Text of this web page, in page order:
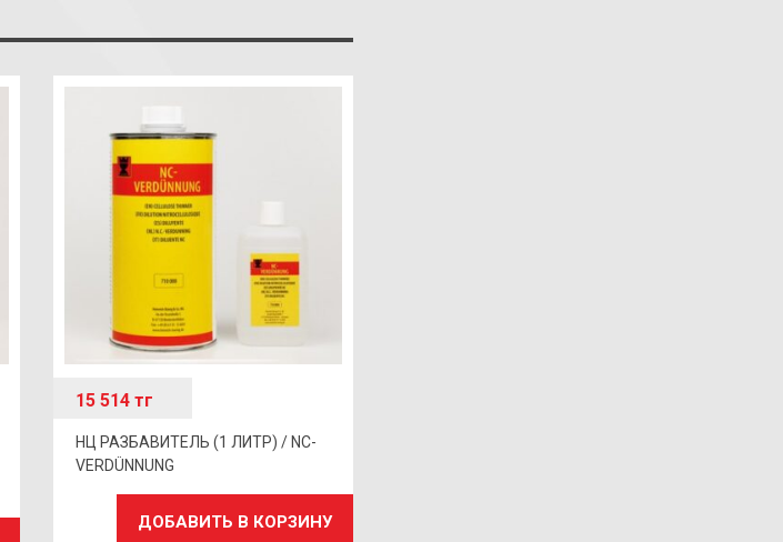
15 514 тг
НЦ РАЗБАВИТЕЛЬ (1 ЛИТР) / NC-
VERDÜNNUNG
ДОБАВИТЬ В КОРЗИНУ